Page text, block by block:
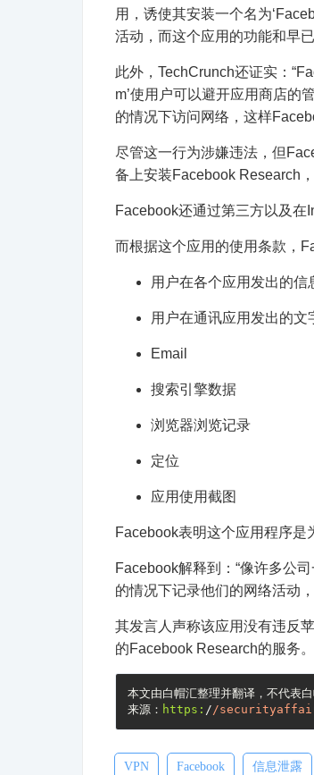
用，诱使其安装一个名为
活动，而这个应用的功能和早
此外，TechCrunch还证实：
m’使用户可以避开应用商店的
的情况下访问网络，这样
尽管这一行为涉嫌违法，但
备上安装Facebook Research
Facebook还通过第三方以及在
而根据这个应用的使用条款，
用户在各个应用发出的信
用户在通讯应用发出的文
Email
搜索引擎数据
浏览器浏览记录
定位
应用使用截图
Facebook表明这个应用程序是
Facebook解释到：“像许多公
的情况下记录他们的网络活动
其发言人声称该应用没有违反
的Facebook Research的服务。
本文由白帽汇整理并翻译，不代表
来源： https: //
VPN Facebook 信息泄露